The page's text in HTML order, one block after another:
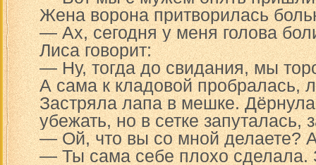
Жена ворона притворилась
— Ах, сегодня у меня голова
Лиса говорит:
— Ну, тогда до свидания, мы
А сама к кладовой пробралась,
Застряла лапа в мешке.
убежать, но в сетке запуталась,
— Ой, что вы со мной делаете? А
— Ты сама себе плохо сделала.